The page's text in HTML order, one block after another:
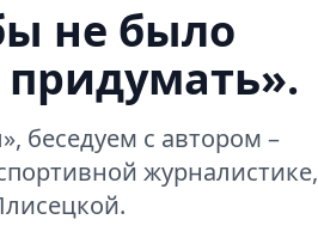
не было
беседуем с автором –
журналистике,